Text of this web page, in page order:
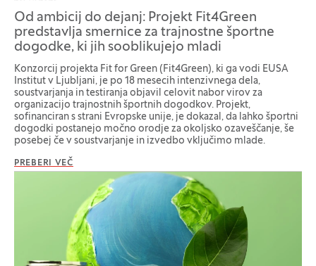
Od ambicij do dejanj: Projekt Fit4Green
predstavlja smernice za trajnostne športne
dogodke, ki jih sooblikujejo mladi
Konzorcij projekta Fit for Green (Fit4Green), ki ga vodi EUSA
Institut v Ljubljani, je po 18 mesecih intenzivnega dela,
soustvarjanja in testiranja objavil celovit nabor virov za
organizacijo trajnostnih športnih dogodkov. Projekt,
sofinanciran s strani Evropske unije, je dokazal, da lahko športni
dogodki postanejo močno orodje za okoljsko ozaveščanje, še
posebej če v soustvarjanje in izvedbo vključimo mlade.
PREBERI VEČ